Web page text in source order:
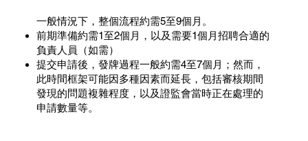
一般情況下，整個流程約需5至9個月。
前期準備約需1至2個月，以及需要1個月招聘合適的
負責人員（如需）
提交申請後，發牌過程一般約需4至7個月；然而，
此時間框架可能因多種因素而延長，包括審核期間
發現的問題複雜程度，以及證監會當時正在處理的
申請數量等。